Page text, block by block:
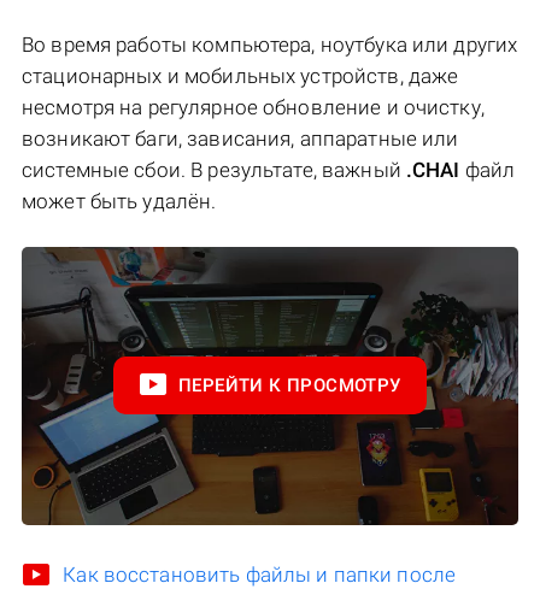
Во время работы компьютера, ноутбука или других
стационарных и мобильных устройств, даже
несмотря на регулярное обновление и очистку,
возникают баги, зависания, аппаратные или
системные сбои. В результате, важный .CHAI файл
может быть удалён.
ПЕРЕЙТИ К ПРОСМОТРУ
Как восстановить файлы и папки после